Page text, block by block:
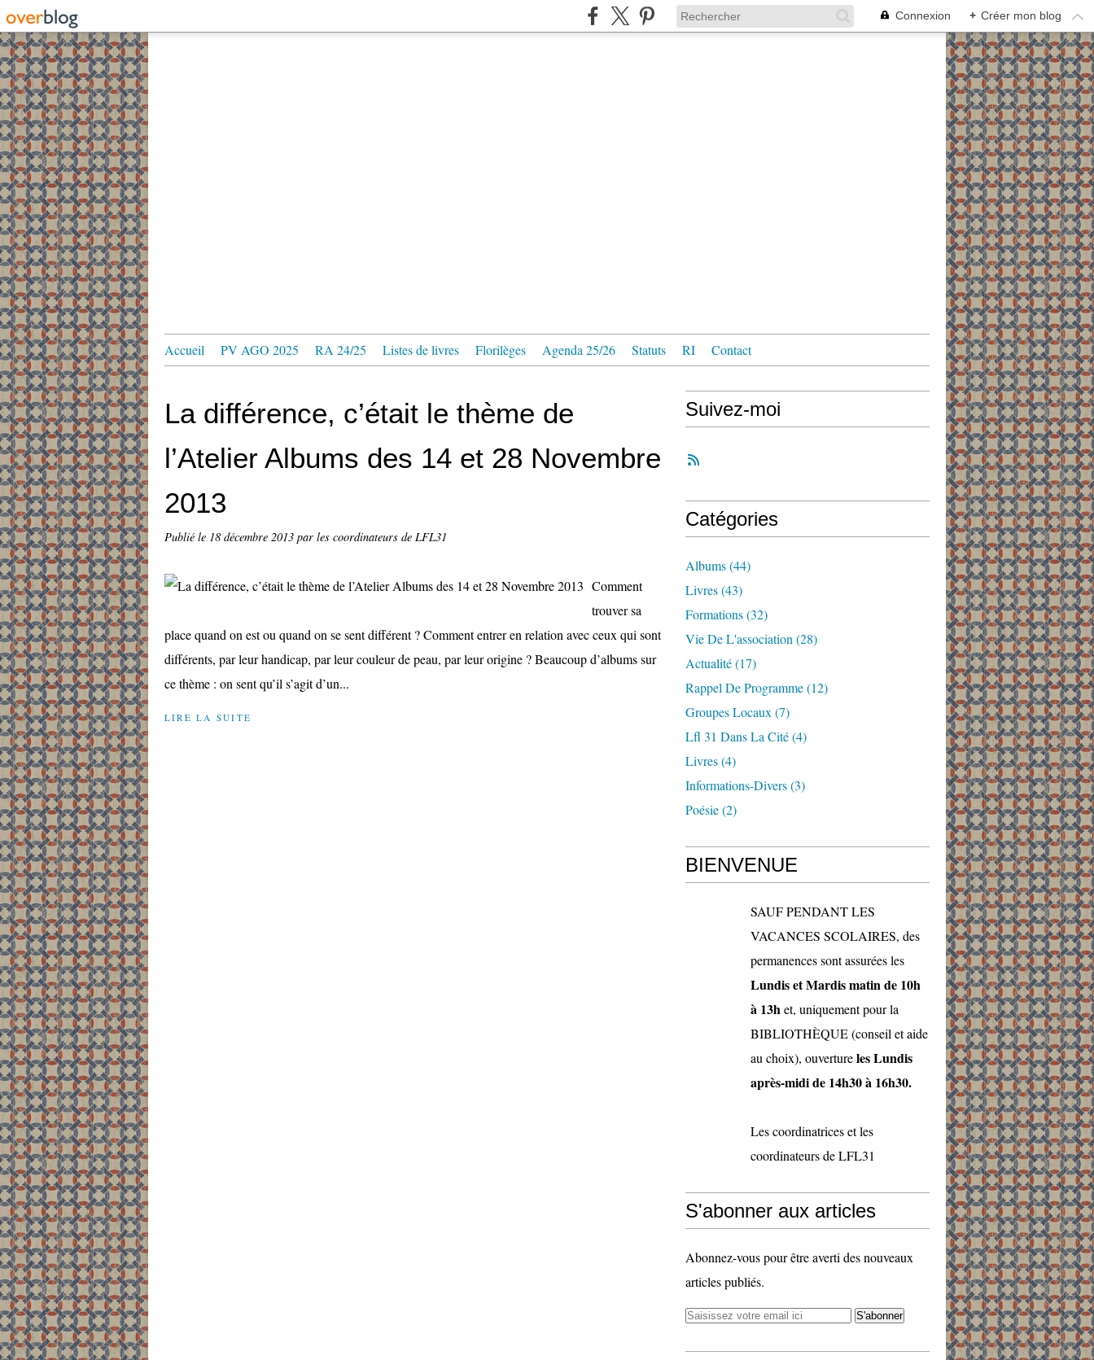
Connexion + Créer mon blog
Accueil PV AGO 2025 RA 24/25 Listes de livres Florilèges Agenda 25/26 Statuts RI Contact
La différence, c’était le thème de
l’Atelier Albums des 14 et 28 Novembre
2013
Publié le 18 décembre 2013 par les coordinateurs de LFL31
Comment
trouver sa
place quand on est ou quand on se sent différent ? Comment entrer en relation avec ceux qui sont
différents, par leur handicap, par leur couleur de peau, par leur origine ? Beaucoup d’albums sur
ce thème : on sent qu’il s’agit d’un...
LIRE LA SUITE
Suivez-moi
Catégories
Albums(44)
Livres(43)
Formations(32)
Vie De L'association (28)
Actualité(17)
Rappel De Programme(12)
Groupes Locaux (7)
Lfl 31 Dans La Cité(4)
Livres(4)
Informations-Divers(3)
Poésie(2)
BIENVENUE
SAUF PENDANT LES
VACANCES SCOLAIRES, des
permanences sont assurées les
Lundis et Mardis matin de 10h
à 13het, uniquement pour la
BIBLIOTHÈQUE (conseil et aide
au choix), ouvertureles Lundis
après-midi de 14h30 à 16h30.
Les coordinatrices et les
coordinateurs de LFL31
S'abonner aux articles
Abonnez-vous pour être averti des nouveaux
articles publiés.